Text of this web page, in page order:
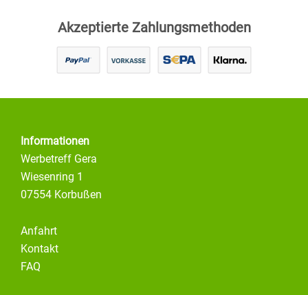
Akzeptierte Zahlungsmethoden
Informationen
Werbetreff Gera
Wiesenring 1
07554 Korbußen
Anfahrt
Kontakt
FAQ